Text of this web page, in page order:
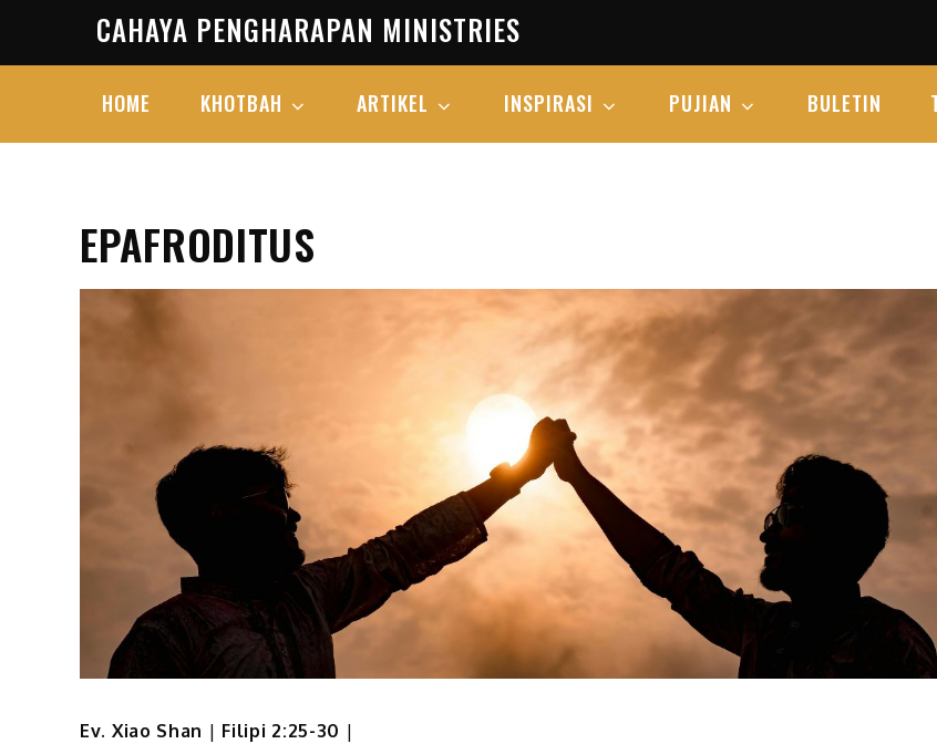
content
CAHAYA PENGHARAPAN MINISTRIES
HOME KHOTBAH ARTIKEL INSPIRASI PUJIAN BULETIN
EPAFRODITUS
Ev. Xiao Shan | Filipi 2:25-30 |